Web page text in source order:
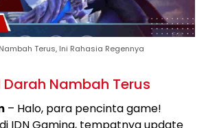
Terus, Ini Rahasia Regennya
Nambah Terus
– Halo, para pencinta game!
IDN Gaming, tempatnya update